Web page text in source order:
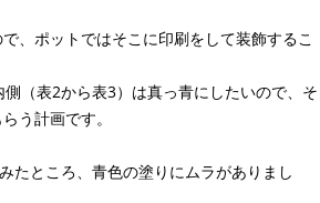
、ポットではそこに印刷をして装飾するこ
（表2から表3）は真っ青にしたいので、そ
う計画です。
たところ、青色の塗りにムラがありまし